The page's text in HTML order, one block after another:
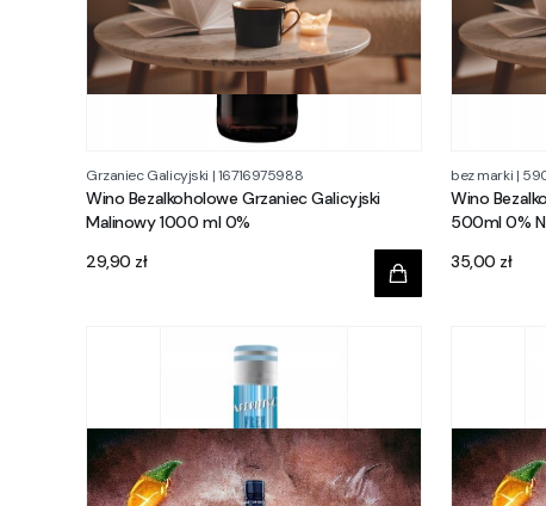
Grzaniec Galicyjski |16716975988
Wino Bezalkoholowe Grzaniec Galicyjski
Malinowy 1000 ml 0%
Cena
29,90 zł
bez marki |
Wino
500ml 0%
Cena
35,00 zł